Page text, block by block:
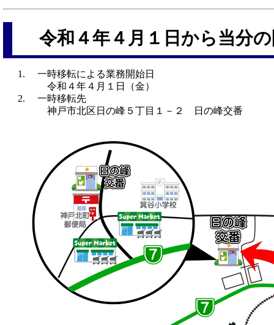
令和４年４月１日から当分
一時移転による業務開始日
令和４年４月１日（金）
一時移転先
神戸市北区日の峰５丁目１－２ 日の峰交番